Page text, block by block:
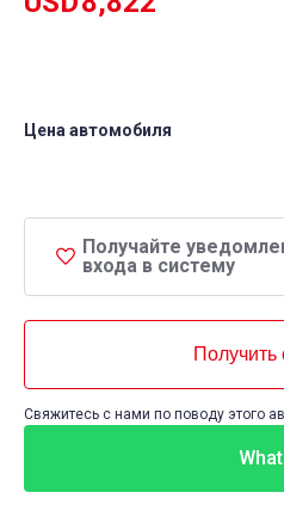
Цена автомобиля
Получайте
входа в систему
Получить
Свяжитесь с нами по поводу этого